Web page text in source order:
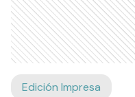
Edición Impresa